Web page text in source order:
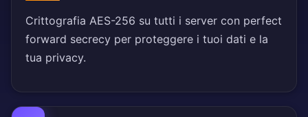
Crittografia AES-256 su tutti i server con perfect
forward secrecy per proteggere i tuoi dati e la
tua privacy.